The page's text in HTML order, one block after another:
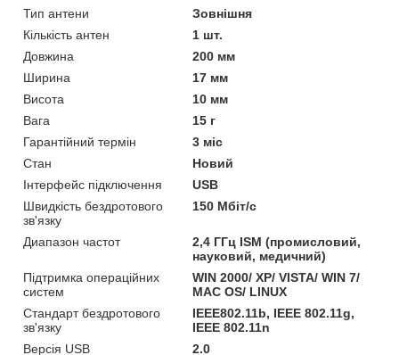
Тип антени
Зовнішня
Кількість антен
1 шт.
Довжина
200 мм
Ширина
17 мм
Висота
10 мм
Вага
15 г
Гарантійний термін
3 міс
Стан
Новий
Інтерфейс підключення
USB
Швидкість бездротового
зв'язку
150 Мбіт/с
Диапазон частот
2,4 ГГц ISM (промисловий,
науковий, медичний)
Підтримка операційних
систем
WIN 2000/ XP/ VISTA/ WIN 7/
MAC OS/ LINUX
Стандарт бездротового
зв'язку
IEEE802.11b, IEEE 802.11g,
IEEE 802.11n
Версія USB
2.0